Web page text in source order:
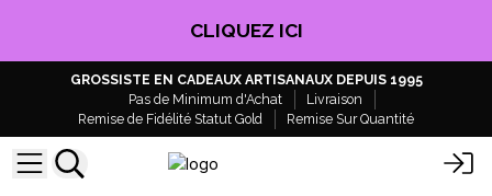
CLIQUEZ ICI
GROSSISTE EN CADEAUX ARTISANAUX DEPUIS 1995
Pas de Minimum d'Achat
Livraison
Remise de Fidélité Statut Gold
Remise Sur Quantité